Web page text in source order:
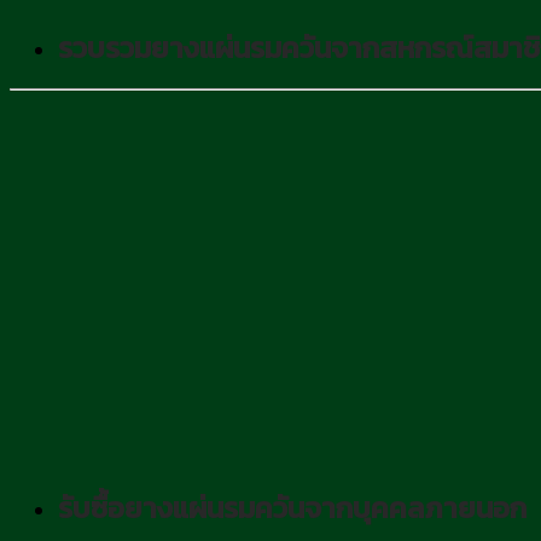
รวบรวมยางแผ่นรมควันจากสหกรณ์สมา
รับซื้อยางแผ่นรมควันจากบุคคลภายนอก